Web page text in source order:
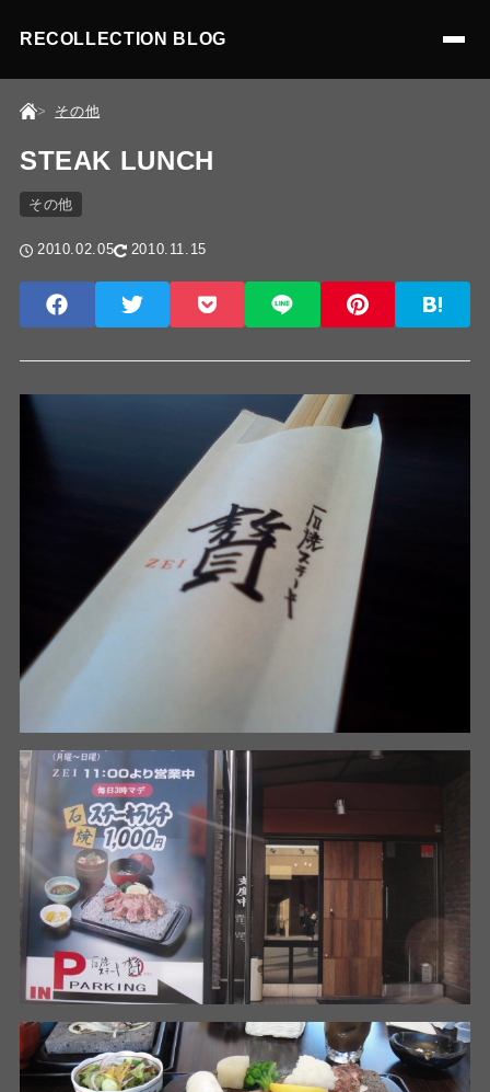
RECOLLECTION BLOG
その他
STEAK LUNCH
その他
2010.02.05 2010.11.15